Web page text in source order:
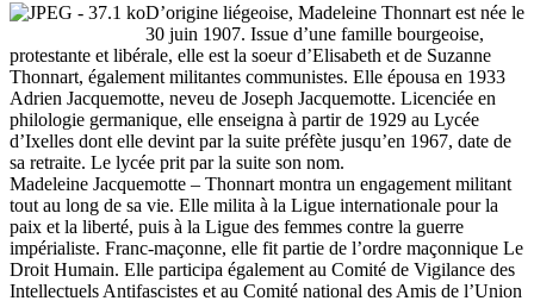
D’origine liégeoise, Madeleine Thonnart est née le
30 juin 1907. Issue d’une famille bourgeoise,
protestante et libérale, elle est la soeur d’Elisabeth et de Suzanne
Thonnart, également militantes communistes. Elle épousa en 1933
Adrien Jacquemotte, neveu de Joseph Jacquemotte. Licenciée en
philologie germanique, elle enseigna à partir de 1929 au Lycée
d’Ixelles dont elle devint par la suite préfète jusqu’en 1967, date de
sa retraite. Le lycée prit par la suite son nom.
Madeleine Jacquemotte – Thonnart montra un engagement militant
tout au long de sa vie. Elle milita à la Ligue internationale pour la
paix et la liberté, puis à la Ligue des femmes contre la guerre
impérialiste. Franc-maçonne, elle fit partie de l’ordre maçonnique Le
Droit Humain. Elle participa également au Comité de Vigilance des
Intellectuels Antifascistes et au Comité national des Amis de l’Union